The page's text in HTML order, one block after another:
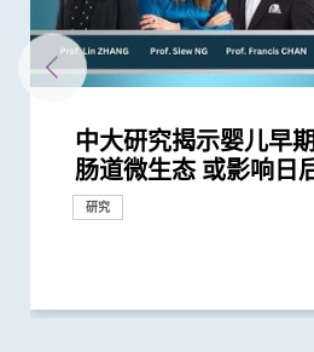
中大研究揭示婴儿早
肠道微生态 或影响日
研究
中大首创透过调节肠
儿童焦虑及感官过敏
研究
中大研究指出过度清
过敏症风险
研究
中大利用肠道微生物
研究
中大研究揭示患妊娠
生态改变 影响婴儿早
研究
中大利用肠道微生物
自闭症有助及早评估
导临床研究显示调节
中大医学院大型临床
囊活菌配方SIM01有效
研究
中大医学院肠胃科率
定临床指引 以「非入
物」筛查大肠癌
中大医学院进行亚洲
推算生殖系统徵状如
40万港人
中大医学院获医管局
大型长新冠研究 协助
的长新冠医疗服务
中大崭新技术 以粪便
肠癌及瘜肉复发 灵敏
研究
中大医学院研究指出
望提升新冠疫苗安全
研究
中大发现新冠患者的
免疫力的益菌 八成新
新冠」症状 肠道微生
四成港人肠道微生态
者类似 中大研发「微
方」证有效促进新冠
中大证新冠婴孩患者
隐形传播者 成立新冠
力为婴幼儿作粪便检测
中大全球首证新冠患
衡状况 成功研发益生
微生态 有望增强免疫力
婴儿肠道菌群影响一
「三岁定八十」之谜
研究
中大成立亚洲首间「
中心」
研究
中大公布世界首个全
於本世纪发病率及流
究 发现本港发病率於
中大黄秀娟教授获颁
誉「光华工程科技奖
衞生领域唯一香港学者
中大医学院推出「琢
划」吸纳百位顶尖女
制度优势 打造国际女
中大研究揭示未来十
一人患上炎症性肠病
每年逾四亿港元 情况
中大与加拿大卡尔加
「炎症性肠病」流行
症性肠病四阶段演变
中大医学院研究指出
链脂肪酸 能提升免疫
他病毒感染
中大医学院开创儿童
组数据库（MAGIC）
生物群研究
陈家亮教授获颁「光
中国工程界最高荣誉
生」领域唯一香港学者
黄秀娟教授成为全国
家获选「新基石研究
基石科学实验室将拆
中大医学院黄秀娟教
科学家获选为新基石
奖项及荣誉
中大获李嘉诚先生捐
支持医学院发展人工
医学教研
中大医学院建立国际
推动香港成为大湾区
里程碑
裘槎医学科学教授黄
讲： 「众里寻『它』
奖项及荣誉
中大「三岁定八十」
怀孕期肠道微生态如
性肠病风险
中大医学院就行政长
发表2022施政报告的
回应
中大获李嘉诚基金会
支持生物医学科技的
捐款
中大医学院就2022-
应
回应
澄清 -- 中大医学院澄
回应
中大医学院研究指幼
「隐形传播者」的风
载量及带活性病毒的
中大揭肠道微生态失
病」致病关键 团队获
助成立全球数据库 致
中大医学院为机场抵
便检测服务 首阶段以
标 助揪出感染新型冠
中大发现新型冠状病
仍存留于粪便 计划为
士化验粪便 及早揪出
中大医学院两名杰出
会颁发「裘槎优秀医
奖项及荣誉
「香港中文大学卓越
正式成立 结合全球跨
童健康和福祉
陈家亮教授成首位华
科医学院国际领袖大
奖项及荣誉
中大率先将「文物观
效法耶鲁医学院模式
能力 裨益临床诊症
中大公布全球首个幽
大型分析 揭全球44亿
香港逾半人口为带菌者
中大伙澳洲专家研究
获近年最大研究资助
生物群之谜
中大公布全球首项「
肠道出血」的新发现
增加患严重心血管疾
中大全球首项研究确
群组
研究
中大研究「肠道微生
梭菌感染 治愈率为传
倍
香港和澳门的炎症性
亚太区首三位 中大成
增加认知
中大发现四成冠心病
癌前期肿瘤
研究
大肠癌将成为香港头
大肠胶囊内视镜助预
外科创新技术
中大发现本港三成无
有大肠癌前期肿瘤
研究
中大引进双球小肠镜
临床服务
中大首创大肠瘜肉预
癌
临床服务